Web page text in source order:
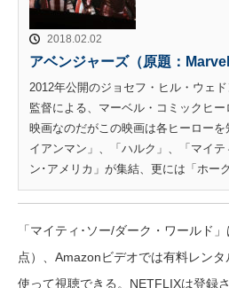
2018.02.02
アベンジャーズ（原題：
2012年公開のジョセフ・ヒル・ウェド
監督による、マーベル・コミックヒー
映画なのだがこの映画は各ヒーロー
イアンマン」、「ハルク」、「マイ
ン･アメリカ」が集結、更には「ホーク
「マイティ･ソー/ダーク・ワールド
点）、Amazonビデオでは有料レン
使って視聴できる。NETFLIXは登録